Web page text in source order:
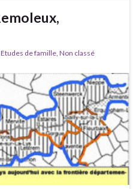
Etudes de famille Non classé